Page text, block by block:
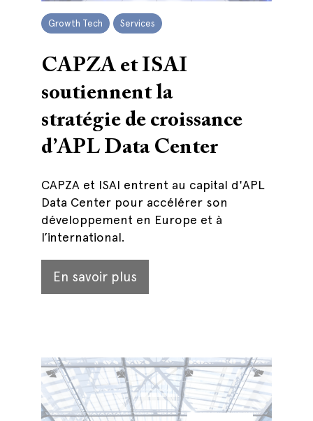
Growth Tech Services
CAPZA et ISAI
soutiennent la
stratégie de croissance
d’APL Data Center
CAPZA et ISAI entrent au capital d'APL
Data Center pour accélérer son
développement en Europe et à
l’international.
En savoir plus